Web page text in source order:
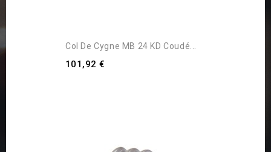
Col De Cygne MB 24 KD Coudé...
101,92 €